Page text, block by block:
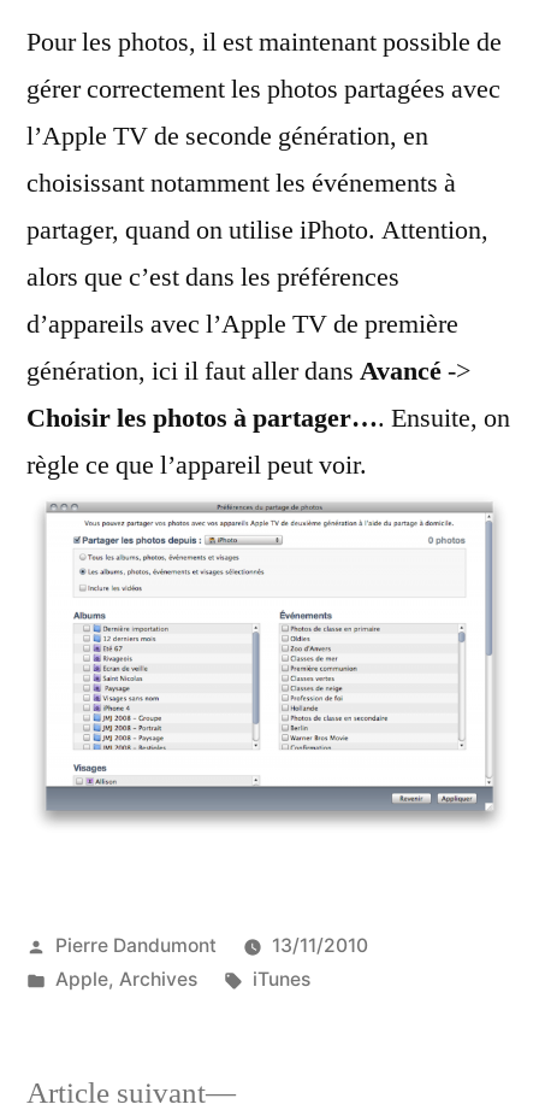
Pour les photos, il est maintenant possible de
gérer correctement les photos partagées avec
l’Apple TV de seconde génération, en
choisissant notamment les événements à
partager, quand on utilise iPhoto. Attention,
alors que c’est dans les préférences
d’appareils avec l’Apple TV de première
génération, ici il faut aller dans Avancé->
Choisir les photos à partager…. Ensuite, on
règle ce que l’appareil peut voir.
Publié
par
Pierre Dandumont
13/11/2010
Publié
Apple, Archives Étiquettes :
iTunes
Article suivant
Article